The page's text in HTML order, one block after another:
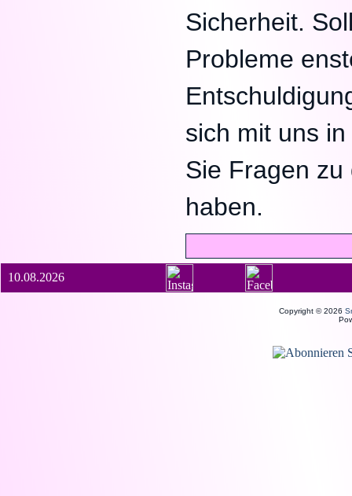
Sicherheit.
Probleme
sich mit uns
Sie Fragen
haben.
10.08.2026
Copyright © 2026